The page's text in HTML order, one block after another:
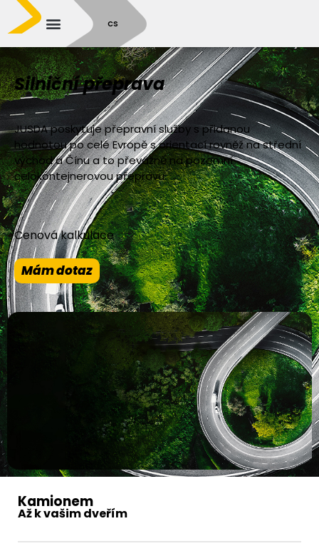
CS
Silniční přeprava
JUSDA poskytuje přepravní služby s přidanou
hodnotou po celé Evropě s orientací rovněž na střední
východ a Čínu a to převážně na pozemní
celokontejnerovou přepravu.
Cenová kalkulace
Mám dotaz
Kamionem
Až k vašim dveřím